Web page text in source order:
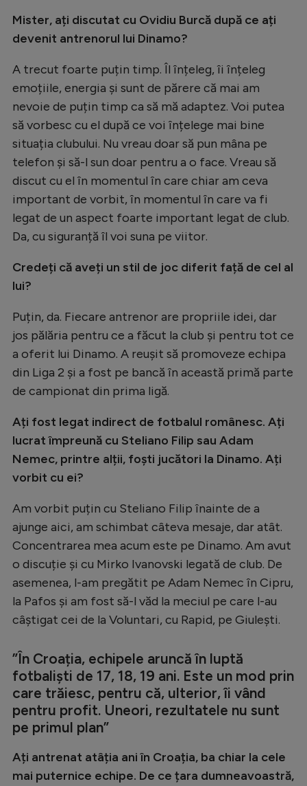
Mister, ați discutat cu Ovidiu Burcă după ce ați
devenit antrenorul lui Dinamo?
A trecut foarte puțin timp. Îl înțeleg, îi înțeleg
emoțiile, energia și sunt de părere că mai am
nevoie de puțin timp ca să mă adaptez. Voi putea
să vorbesc cu el după ce voi înțelege mai bine
situația clubului. Nu vreau doar să pun mâna pe
telefon și să-l sun doar pentru a o face. Vreau să
discut cu el în momentul în care chiar am ceva
important de vorbit, în momentul în care va fi
legat de un aspect foarte important legat de club.
Da, cu siguranță îl voi suna pe viitor.
Credeți că aveți un stil de joc diferit față de cel al
lui?
Puțin, da. Fiecare antrenor are propriile idei, dar
jos pălăria pentru ce a făcut la club și pentru tot ce
a oferit lui Dinamo. A reușit să promoveze echipa
din Liga 2 și a fost pe bancă în această primă parte
de campionat din prima ligă.
Ați fost legat indirect de fotbalul românesc. Ați
lucrat împreună cu Steliano Filip sau Adam
Nemec, printre alții, foști jucători la Dinamo. Ați
vorbit cu ei?
Am vorbit puțin cu Steliano Filip înainte de a
ajunge aici, am schimbat câteva mesaje, dar atât.
Concentrarea mea acum este pe Dinamo. Am avut
o discuție și cu Mirko Ivanovski legată de club. De
asemenea, l-am pregătit pe Adam Nemec în Cipru,
la Pafos și am fost să-l văd la meciul pe care l-au
câștigat cei de la Voluntari, cu Rapid, pe Giulești.
”În Croația, echipele aruncă în luptă
fotbaliști de 17, 18, 19 ani. Este un mod prin
care trăiesc, pentru că, ulterior, îi vând
pentru profit. Uneori, rezultatele nu sunt
pe primul plan”
Ați antrenat atâția ani în Croația, ba chiar la cele
mai puternice echipe. De ce țara dumneavoastră,